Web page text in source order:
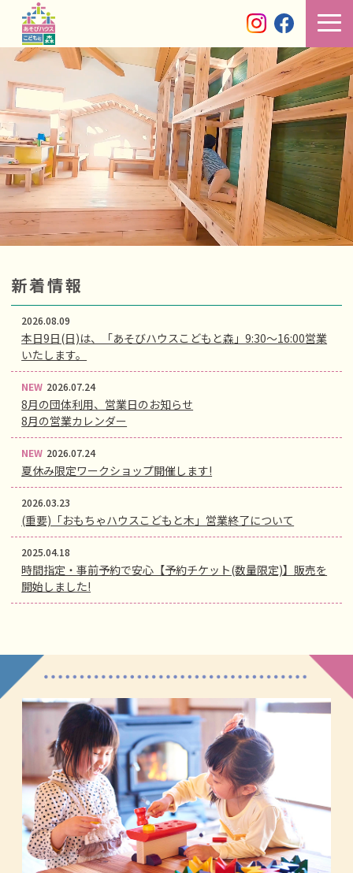
新着情報
2026.08.09
本日9日(日)は、「あそびハウスこどもと森」9:30～16:00営業
いたします。
NEW 2026.07.24
8月の団体利用、営業日のお知らせ
8月の営業カレンダー
NEW 2026.07.24
夏休み限定ワークショップ開催します!
2026.03.23
(重要)「おもちゃハウスこどもと木」営業終了について
2025.04.18
時間指定・事前予約で安心【予約チケット(数量限定)】販売を
開始しました!